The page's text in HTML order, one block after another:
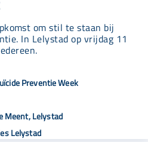
om stil te staan bij
In Lelystad op vrijdag 11
Preventie Week
Meent, Lelystad
Lelystad